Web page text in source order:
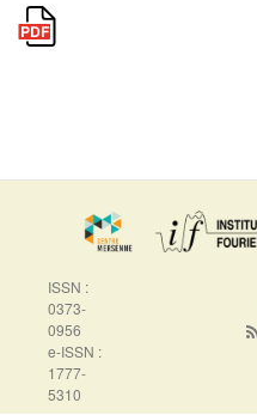
ISSN :
0373-
0956
e-ISSN :
1777-
5310